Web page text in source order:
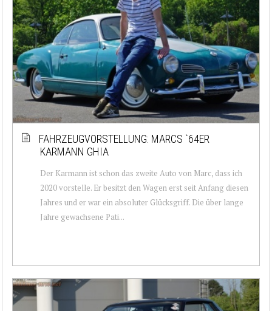
FAHRZEUGVORSTELLUNG: MARCS `64ER
KARMANN GHIA
Der Karmann ist schon das zweite Auto von Marc, dass ich
2020 vorstelle. Er besitzt den Wagen erst seit Anfang diesen
Jahres und er war ein absoluter Glücksgriff. Die über lange
Jahre gewachsene Pati...